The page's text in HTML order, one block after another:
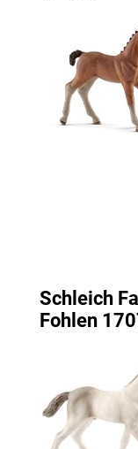
Schleich
Fohlen